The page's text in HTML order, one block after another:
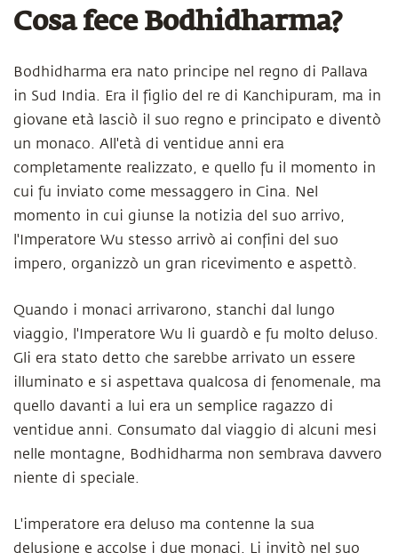
Cosa fece Bodhidharma?
Bodhidharma era nato principe nel regno di Pallava
in Sud India. Era il figlio del re di Kanchipuram, ma in
giovane età lasciò il suo regno e principato e diventò
un monaco. All'età di ventidue anni era
completamente realizzato, e quello fu il momento in
cui fu inviato come messaggero in Cina. Nel
momento in cui giunse la notizia del suo arrivo,
l'Imperatore Wu stesso arrivò ai confini del suo
impero, organizzò un gran ricevimento e aspettò.
Quando i monaci arrivarono, stanchi dal lungo
viaggio, l'Imperatore Wu li guardò e fu molto deluso.
Gli era stato detto che sarebbe arrivato un essere
illuminato e si aspettava qualcosa di fenomenale, ma
quello davanti a lui era un semplice ragazzo di
ventidue anni. Consumato dal viaggio di alcuni mesi
nelle montagne, Bodhidharma non sembrava davvero
niente di speciale.
L'imperatore era deluso ma contenne la sua
delusione e accolse i due monaci. Li invitò nel suo